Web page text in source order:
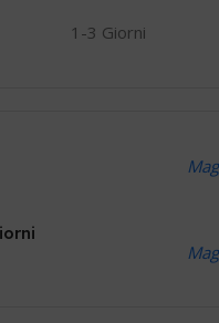
1-3 Giorni